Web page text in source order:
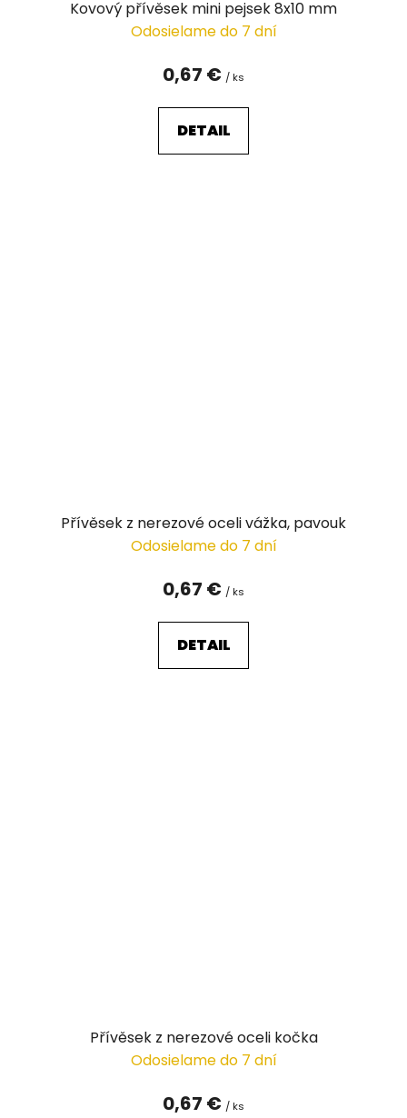
Kovový přívěsek mini pejsek 8x10 mm
Odosielame do 7 dní
0,67 € / ks
DETAIL
Přívěsek z nerezové oceli vážka, pavouk
Odosielame do 7 dní
0,67 € / ks
DETAIL
Přívěsek z nerezové oceli kočka
Odosielame do 7 dní
0,67 € / ks